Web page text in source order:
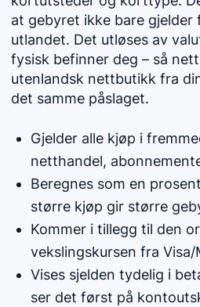
at gebyret ikke bare gjelder
utlandet. Det utløses av
fysisk befinner deg – så
utenlandsk nettbutikk fra
det samme påslaget.
Gjelder alle kjøp i
netthandel,
Beregnes som en
større kjøp gir større
Kommer i tillegg til den
vekslingskursen fra
Vises sjelden tydelig i
ser det først på